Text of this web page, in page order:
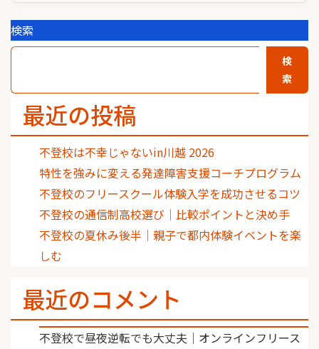
検索
検
索
最近の投稿
不登校は不幸じゃないin川越 2026
特性を強みに変える発達障害支援コーチプログラム
不登校のフリースクール体験入学を成功させるコツ
不登校の通信制高校選び｜比較ポイントと決め手
不登校の夏休み後半｜親子で都内体験イベントを楽
しむ
最近のコメント
不登校で昼夜逆転でも大丈夫｜オンラインフリース